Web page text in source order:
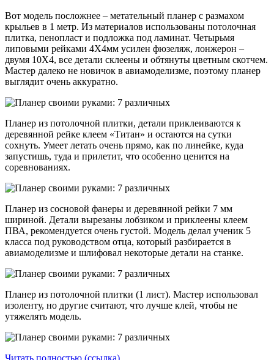
Вот модель посложнее – метательный планер с размахом
крыльев в 1 метр. Из материалов использованы потолочная
плитка, пенопласт и подложка под ламинат. Четырьмя
липовыми рейками 4Х4мм усилен фюзеляж, лонжерон –
двумя 10Х4, все детали склеены и обтянуты цветным скотчем.
Мастер далеко не новичок в авиамоделизме, поэтому планер
выглядит очень аккуратно.
Планер из потолочной плитки, детали приклеиваются к
деревянной рейке клеем «Титан» и остаются на сутки
сохнуть. Умеет летать очень прямо, как по линейке, куда
запустишь, туда и прилетит, что особенно ценится на
соревнованиях.
Планер из сосновой фанеры и деревянной рейки 7 мм
шириной. Детали вырезаны лобзиком и приклеены клеем
ПВА, рекомендуется очень густой. Модель делал ученик 5
класса под руководством отца, который разбирается в
авиамоделизме и шлифовал некоторые детали на станке.
Планер из потолочной плитки (1 лист). Мастер использовал
изоленту, но другие считают, что лучше клей, чтобы не
утяжелять модель.